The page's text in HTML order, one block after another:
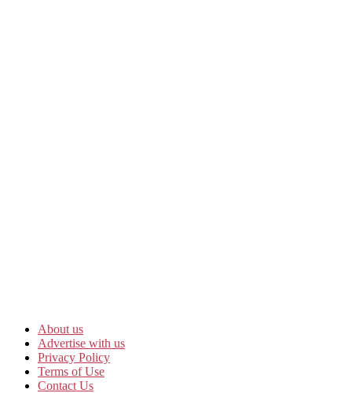
About us
Advertise with us
Privacy Policy
Terms of Use
Contact Us